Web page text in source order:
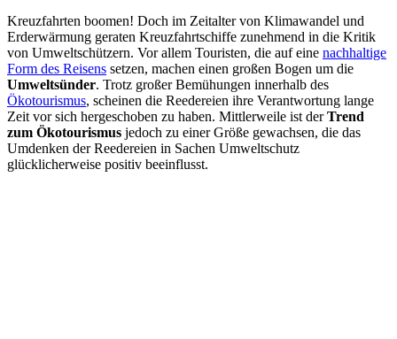
Kreuzfahrten boomen! Doch im Zeitalter von Klimawandel und
Erderwärmung geraten Kreuzfahrtschiffe zunehmend in die Kritik
von Umweltschützern. Vor allem Touristen, die auf eine nachhaltige
Form des Reisens setzen, machen einen großen Bogen um die
Umweltsünder. Trotz großer Bemühungen innerhalb des
Ökotourismus, scheinen die Reedereien ihre Verantwortung lange
Zeit vor sich hergeschoben zu haben. Mittlerweile ist derTrend
zum Ökotourismus jedoch zu einer Größe gewachsen, die das
Umdenken der Reedereien in Sachen Umweltschutz
glücklicherweise positiv beeinflusst.